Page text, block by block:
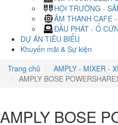
HỘI TRƯỜNG -
ÂM THANH CAFE
ĐẦU PHÁT - Ổ
DỰ ÁN TIÊU BIỂU
Khuyến mãi & Sự kiện
Trang chủ
AMPLY - MIXER -
AMPLY BOSE
AMPLY BOSE